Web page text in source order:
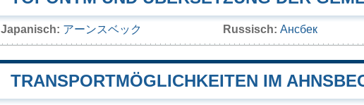
Japanisch: アーンスベック Russisch: Ансбек
TRANSPORTMÖGLICHKEITEN IM